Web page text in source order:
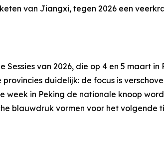
van Jiangxi, tegen 2026 een
van 2026, die op 4 en 5 maart in
duidelijk: de focus is
in Peking de nationale knoop
blauwdruk vormen voor het